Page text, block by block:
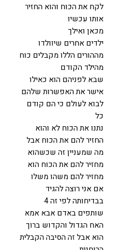
לקח את הכוח והוא החזיר
אותו עכשיו
מכאן ואילך
ילדים אחרים שיוולדו
מההורים הללו מקבלים כוח
מהילד הקודם
שבא לפניהם הוא כאילו
אישר את האפשרות שלהם
לבוא לעולם כי הם קודם
כל
נתנו את הכוח לא והוא
החזיר להם את הכוח אבל
מה שמעניין זה שכשהוא
מחזיר להם את הכוח הוא
מחזיר להם משהו משלו
אם אני רוצה להגיד
בבדיחותה לפי זה 4
שותפים באדם אבא אמא
האח הגדול והקדוש ברוך
הוא אבל זה הסיבה הקבלית